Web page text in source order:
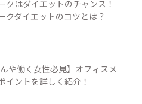
クはダイエットのチャンス！
クダイエットのコツとは？
んや働く女性必見】オフィスメ
イントを詳しく紹介！